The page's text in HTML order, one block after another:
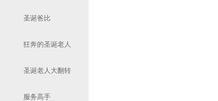
圣诞爸比
狂奔的圣诞老人
圣诞老人大翻转
服务高手